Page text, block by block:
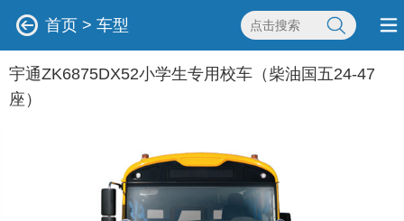
首页 > 车型
宇通ZK6875DX52小学生专用校车（柴油国五24-47
座）